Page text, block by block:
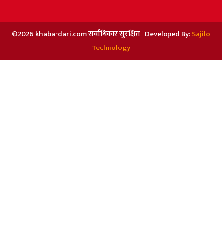
©2026 khabardari.com सर्वाधिकार सुरक्षित Developed By:Sajilo
Technology